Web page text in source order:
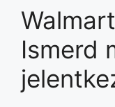
Ismerd